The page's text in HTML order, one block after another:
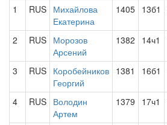
1
RUS Михайлова
Екатерина
1405 13б1
2 RUS Морозов
Арсений
1382 14ч1
3 RUS Коробейников
Георгий
1381 16б1
4 RUS Володин
Артем
1379 17ч1